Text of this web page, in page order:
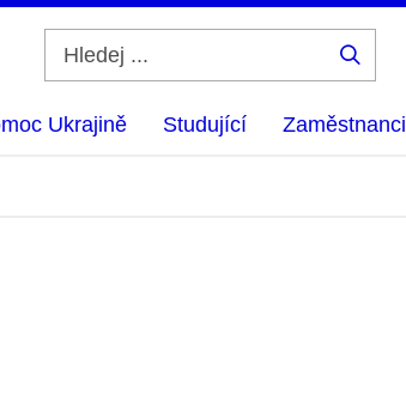
Ukrajině Studující Zaměstnanci